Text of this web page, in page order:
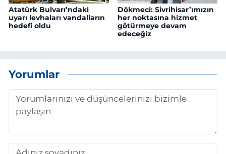
Atatürk Bulvarı’ndaki
uyarı levhaları vandalların
hedefi oldu
Dökmeci: Sivrihisar’ımızın
her noktasına hizmet
götürmeye devam
edeceğiz
Yorumlar